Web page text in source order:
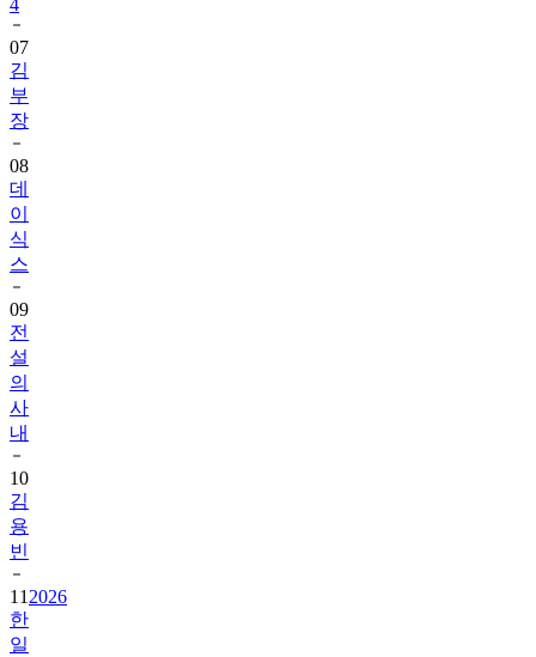
07
김
부
장
08
데
이
식
스
09
전
설
의
사
내
10
김
용
빈
11 2026
한
일